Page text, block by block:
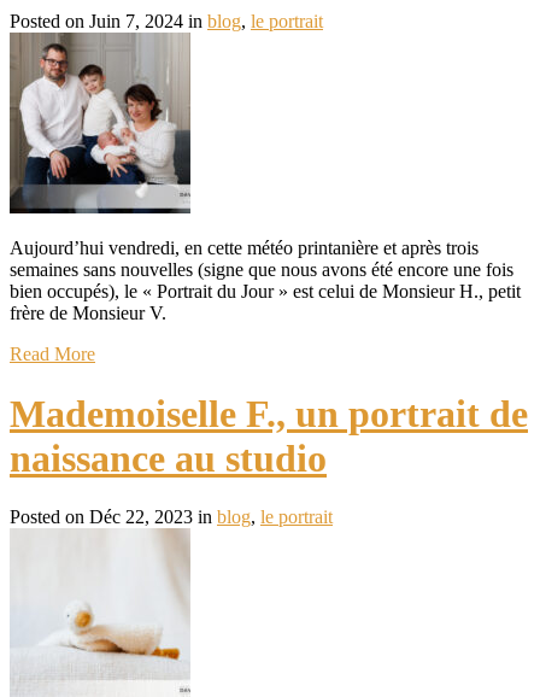
Posted on Juin 7, 2024 in blog, le portrait
Aujourd’hui vendredi, en cette météo printanière et après trois
semaines sans nouvelles (signe que nous avons été encore une fois
bien occupés), le « Portrait du Jour » est celui de Monsieur H., petit
frère de Monsieur V.
Read More
Mademoiselle F., un portrait de
naissance au studio
Posted on Déc 22, 2023 in blog, le portrait